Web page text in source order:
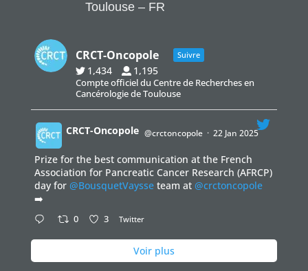
Toulouse – FR
CRCT-Oncopole Suivre
1,434 1,195
Compte officiel du Centre de Recherches en
Cancérologie de Toulouse
;
CRCT-Oncopole @crctoncopole · 22 Jan 2025
Prize for the best communication at the French
Association for Pancreatic Cancer Research (AFRCP)
day for @BousquetVaysseteam at @crctoncopole
➡️
0 3 Twitter
Voir plus